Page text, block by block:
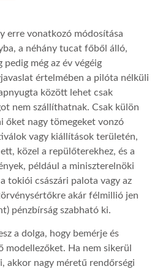
erre vonatkozó módosítása
a néhány tucat főből álló,
még az év végéig
értelmében a pilóta nélküli
között lehet csak
nem szállíthatnak. Csak külön
őket nagy tömegeket vonzó
vagy kiállítások területén,
közel a repülőterekhez, és a
például a miniszterelnöki
tokiói császári palota vagy az
akár félmillió jen
pénzbírság szabható ki.
a dolga, hogy bemérje és
Ha nem sikerül
akkor nagy méretű rendőrségi